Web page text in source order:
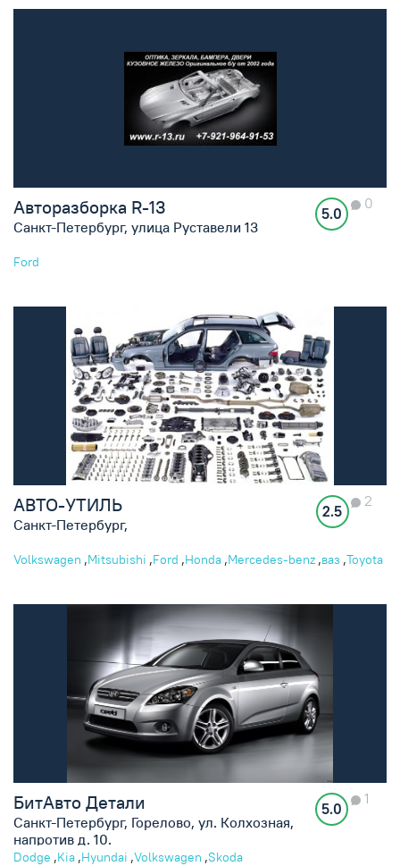
Авторазборка R-13
Санкт-Петербург, улица Руставели 13
5.0
0
Ford
АВТО-УТИЛЬ
Санкт-Петербург,
2.5
2
Volkswagen ,Mitsubishi ,Ford ,Honda ,Mercedes-benz ,ваз ,Toyota
БитАвто Детали
Санкт-Петербург, Горелово, ул. Колхозная,
напротив д. 10.
5.0
1
Dodge ,Kia ,Hyundai ,Volkswagen ,Skoda